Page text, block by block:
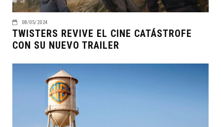
08/05/2024
TWISTERS REVIVE EL CINE CATÁSTROFE
CON SU NUEVO TRAILER